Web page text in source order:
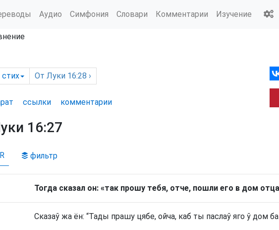
Аудио Симфония Словари Комментарии Изучение
стих От Луки 16:28 ›
ссылки комментарии
16:27
фильтр
Тогда сказал он: «так прошу тебя, отче, пошли его в дом
Сказаў жа ён: “Тады прашу цябе, ойча, каб ты паслаў яго ў дом